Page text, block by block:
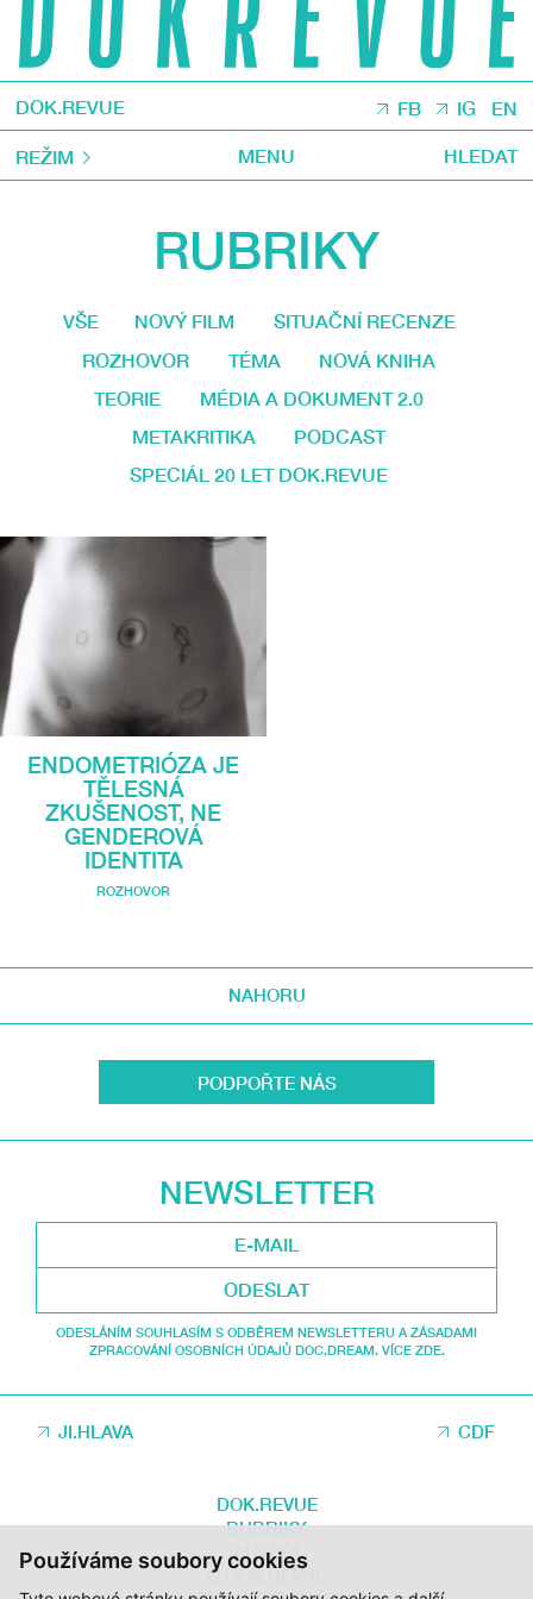
Používáme soubory cookies
DOK.REVUE FB IG EN
REŽIM MENU HLEDAT
RUBRIKY
VŠE NOVÝ FILM
SITUAČNÍ RECENZE
ROZHOVOR
TÉMA
NOVÁ KNIHA
TEORIE
MÉDIA A DOKUMENT 2.0
METAKRITIKA
PODCAST
SPECIÁL 20 LET DOK.REVUE
ENDOMETRIÓZA JE
TĚLESNÁ
ZKUŠENOST, NE
GENDEROVÁ
IDENTITA
ROZHOVOR
NAHORU
PODPOŘTE NÁS
NEWSLETTER
ODESLAT
ODESLÁNÍM SOUHLASÍM S ODBĚREM NEWSLETTERU A ZÁSADAMI
ZPRACOVÁNÍ OSOBNÍCH ÚDAJŮ DOC.DREAM. VÍCE ZDE.
JI.HLAVA CDF
DOK.REVUE
RUBRIKY
AUTOŘI
O DOK.REVUE